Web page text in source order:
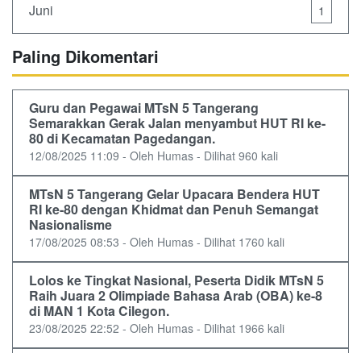
Juni 1
Paling Dikomentari
Guru dan Pegawai MTsN 5 Tangerang
Semarakkan Gerak Jalan menyambut HUT RI ke-
80 di Kecamatan Pagedangan.
12/08/2025 11:09 - Oleh Humas - Dilihat 960 kali
MTsN 5 Tangerang Gelar Upacara Bendera HUT
RI ke-80 dengan Khidmat dan Penuh Semangat
Nasionalisme
17/08/2025 08:53 - Oleh Humas - Dilihat 1760 kali
Lolos ke Tingkat Nasional, Peserta Didik MTsN 5
Raih Juara 2 Olimpiade Bahasa Arab (OBA) ke-8
di MAN 1 Kota Cilegon.
23/08/2025 22:52 - Oleh Humas - Dilihat 1966 kali